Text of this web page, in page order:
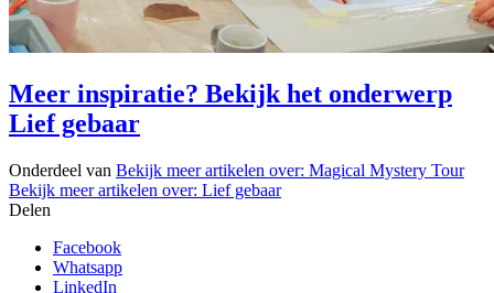
Meer inspiratie? Bekijk het onderwerp
Lief gebaar
Onderdeel van Bekijk meer artikelen over: Magical Mystery Tour
Bekijk meer artikelen over: Lief gebaar
Delen
Facebook
Whatsapp
LinkedIn